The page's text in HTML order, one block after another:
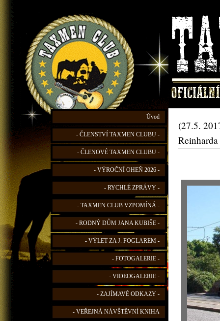
Úvod
- ČLENSTVÍ TAXMEN CLUBU -
- ČLENOVÉ TAXMEN CLUBU -
- VÝROČNÍ OHEŇ 2026 -
- RYCHLÉ ZPRÁVY -
- TAXMEN CLUB VZPOMÍNÁ -
- RODNÝ DŮM JANA KUBIŠE -
- VÝLET ZA J. FOGLAREM -
- FOTOGALERIE -
- VIDEOGALERIE -
- ZAJÍMAVÉ ODKAZY -
- VEŘEJNÁ NÁVŠTĚVNÍ KNIHA
(27.5.